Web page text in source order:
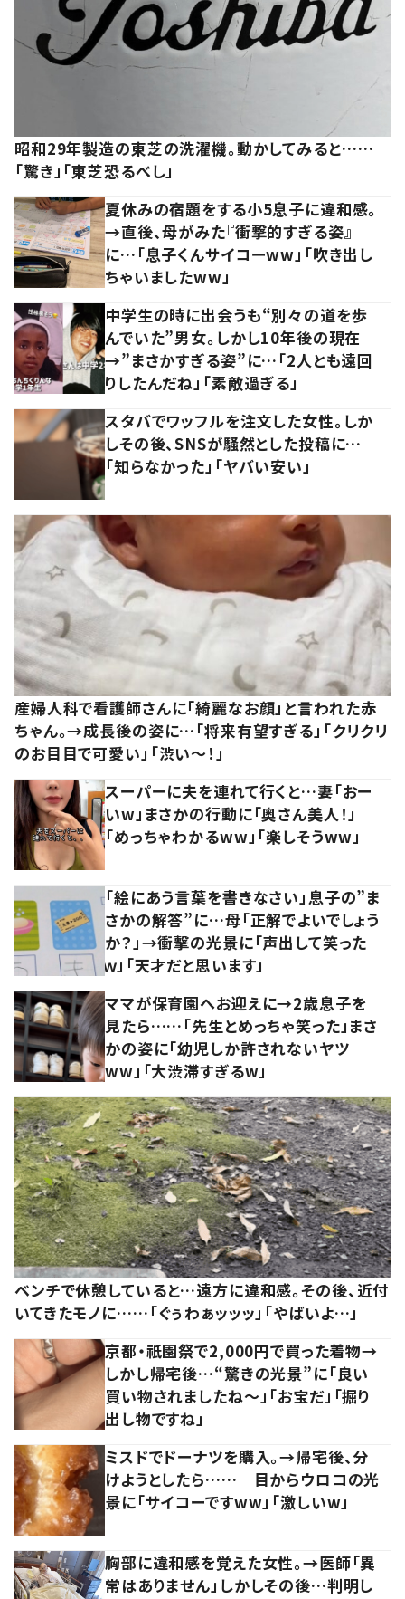
昭和29年製造の東芝の洗濯機。動かしてみると……
「驚き」「東芝恐るべし」
夏休みの宿題をする小5息子に違和感。
→直後、母がみた『衝撃的すぎる姿』
に…「息子くんサイコーww」「吹き出し
ちゃいましたww」
中学生の時に出会うも“別々の道を歩
んでいた”男女。しかし10年後の現在
→”まさかすぎる姿”に…「2人とも遠回
りしたんだね」「素敵過ぎる」
スタバでワッフルを注文した女性。しか
しその後、SNSが騒然とした投稿に…
「知らなかった」「ヤバい安い」
産婦人科で看護師さんに「綺麗なお顔」と言われた赤
ちゃん。→成長後の姿に…「将来有望すぎる」「クリクリ
のお目目で可愛い」「渋い～！」
スーパーに夫を連れて行くと…妻「おー
いw」まさかの行動に「奥さん美人！」
「めっちゃわかるww」「楽しそうww」
「絵にあう言葉を書きなさい」息子の”ま
さかの解答”に…母「正解でよいでしょう
か？」→衝撃の光景に「声出して笑った
ｗ」「天才だと思います」
ママが保育園へお迎えに→2歳息子を
見たら……「先生とめっちゃ笑った」まさ
かの姿に「幼児しか許されないヤツ
ww」「大渋滞すぎるw」
ベンチで休憩していると…遠方に違和感。その後、近付
いてきたモノに……「ぐぅわぁッッッ」「やばいよ…」
京都・祇園祭で2,000円で買った着物→
しかし帰宅後…“驚きの光景”に「良い
買い物されましたね～」「お宝だ」「掘り
出し物ですね」
ミスドでドーナツを購入。→帰宅後、分
けようとしたら…… 目からウロコの光
景に「サイコーですww」「激しいw」
胸部に違和感を覚えた女性。→医師「異
常はありません」しかしその後…判明し